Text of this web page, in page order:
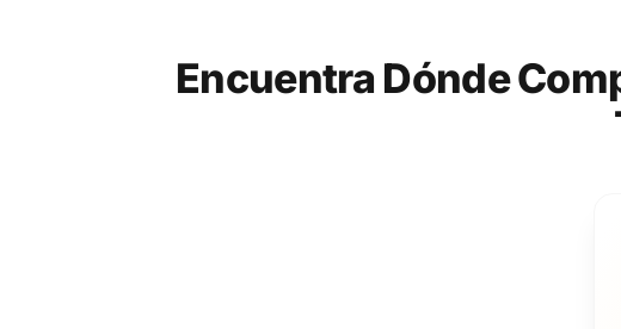
Encuentra Dónde